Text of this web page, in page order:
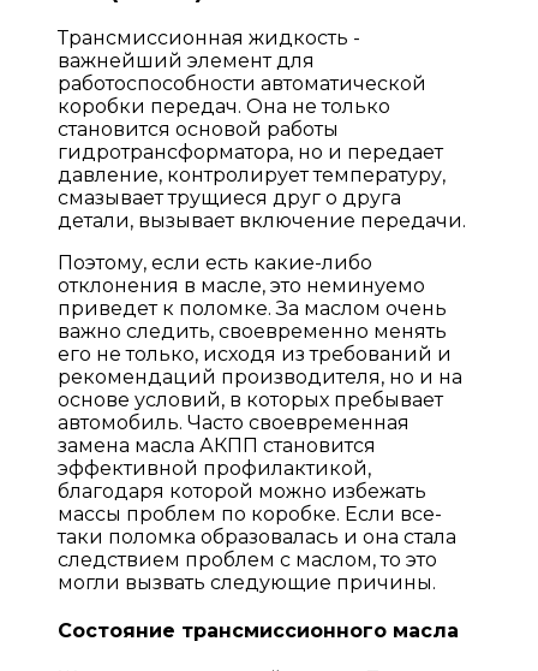
Трансмиссионная жидкость -
важнейший элемент для
работоспособности автоматической
коробки передач. Она не только
становится основой работы
гидротрансформатора, но и передает
давление, контролирует температуру,
смазывает трущиеся друг о друга
детали, вызывает включение передачи.
Поэтому, если есть какие-либо
отклонения в масле, это неминуемо
приведет к поломке. За маслом очень
важно следить, своевременно менять
его не только, исходя из требований и
рекомендаций производителя, но и на
основе условий, в которых пребывает
автомобиль. Часто своевременная
замена масла АКПП становится
эффективной профилактикой,
благодаря которой можно избежать
массы проблем по коробке. Если все-
таки поломка образовалась и она стала
следствием проблем с маслом, то это
могли вызвать следующие причины.
Состояние трансмиссионного масла